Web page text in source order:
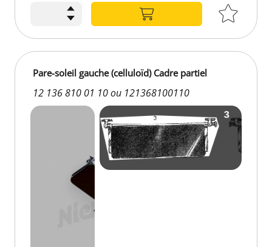
Pare-soleil gauche (celluloïd) Cadre partiel
12 136 810 01 10 ou 121368100110